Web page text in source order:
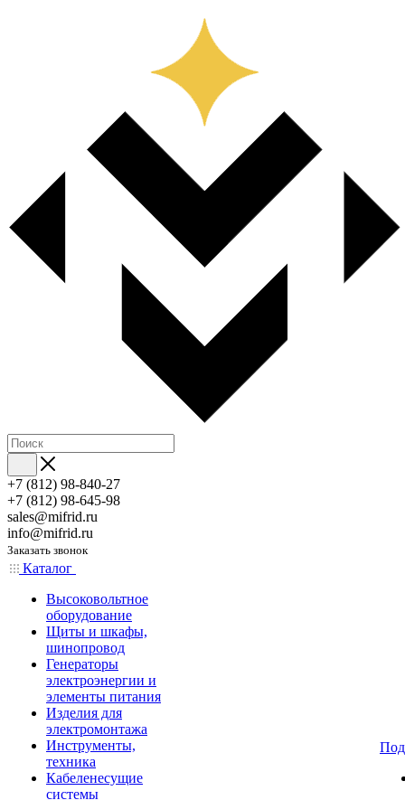
+7 (812) 98-840-27
+7 (812) 98-645-98
sales@mifrid.ru
info@mifrid.ru
Заказать звонок
Каталог
Высоковольтное
оборудование
Щиты и шкафы,
шинопровод
Генераторы
электроэнергии и
элементы питания
Изделия для
электромонтажа
Инструменты,
техника
Кабеленесущие
системы